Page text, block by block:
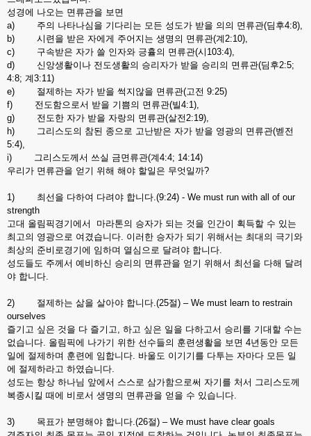
성경에 나오는 면류관을 보면
a) 주의 나타나심을 기다리는 모든 성도가 받을 의의 면류관(딤후4:8),
b) 시련을 받은 자에게 주어지는 생명의 면류관(계2:10),
c) 구속받은 자가 쓸 인자와 긍휼의 면류관(시103:4),
d) 신앙생활이나 전도생활의 승리자가 받을 승리의 면류관(딤후2:5;
4:8; 계3:11)
e) 절제하는 자가 받을 썩지않을 면류관(고전 9:25)
f) 전도함으로서 받을 기쁨의 면류관(빌4:1),
g) 전도한 자가 받을 자랑의 면류관(살전2:19),
h) 그리스도의 참된 종으로 고난받은 자가 받을 영광의 면류관(벧전
5:4),
i) 그리스도께서 쓰실 금면류관(계4:4; 14:14)
우리가 면류관을 얻기 위해 해야 할일은 무엇일까?
1) 최선을 다하여 다려야 합니다.(9:24) - We must run with all of our
strength
고대 올림픽경기에서 마라톤의 승자가 되는 것을 인간이 획득할 수 있는
최고의 영광으로 여겼습니다. 이러한 승자가 되기 위해서는 최대의 극기와
최상의 준비로경기에 임하며 열심으로 달려야 합니다.
성도들도 주께서 예비하신 승리의 면류관을 얻기 위해서 최선을 다해 달려
야 합니다.
2) 절제하는 삶을 살아야 합니다.(25절) – We must learn to restrain
ourselves
즐기고 싶은 것을 다 즐기고, 하고 싶은 일을 다하고서 승리를 기대할 수는
없습니다. 올림픽에 나가기 위한 선수들의 훈련생활을 보면 4년동안 모든
일에 절제하며 훈련에 임합니다. 바울도 이기기를 다투는 자마다 모든 일
에 절제하라고 하였습니다.
성도는 항상 하나님 앞에서 스스로 삼가함으로써 자기를 처서 그리스도께
복종시킬 때에 비로서 생명의 면류관을 얻을 수 있습니다.
3) 목표가 분명해야 합니다.(26절) – We must have clear goals